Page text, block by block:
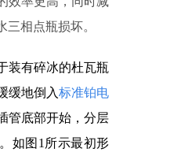
相点瓶损坏。
装有碎冰的杜瓦瓶
缓地倒入标准铂电
管底部开始，分层
如图1所示最初形